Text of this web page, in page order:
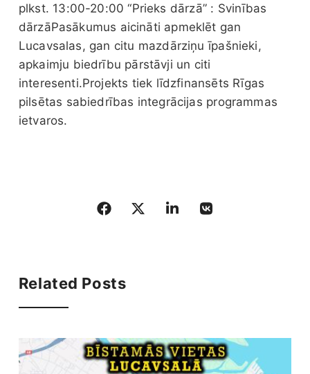
plkst. 13:00-20:00 “Prieks dārzā” : Svinības
dārzāPasākumus aicināti apmeklēt gan
Lucavsalas, gan citu mazdārziņu īpašnieki,
apkaimju biedrību pārstāvji un citi
interesenti.Projekts tiek līdzfinansēts Rīgas
pilsētas sabiedrības integrācijas programmas
ietvaros.
Related Posts